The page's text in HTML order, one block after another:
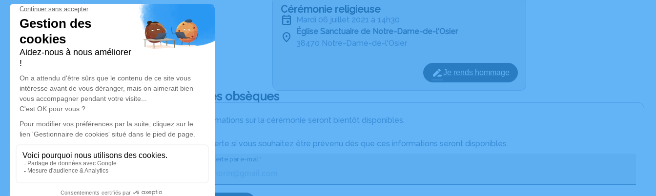
Cérémonie religieuse
mardi 06 juillet 2021 à 14h30
Église Sanctuaire de Notre-Dame-de-l'Osier
38470 Notre-Dame-de-l'Osier
Je rends hommage
Déroulé des obsèques
Les informations sur la cérémonie seront bientôt disponibles.
Activez une alerte si vous souhaitez être prévenu dès que ces informations seront disponibles.
Recevoir une alerte par e-mail*